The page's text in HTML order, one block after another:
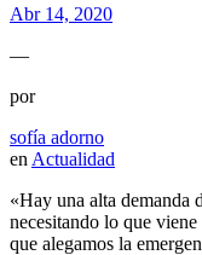
Abr 14, 2020
—
por
sofía adorno
en Actualidad
«Hay una alta demanda
necesitando lo que
que alegamos la